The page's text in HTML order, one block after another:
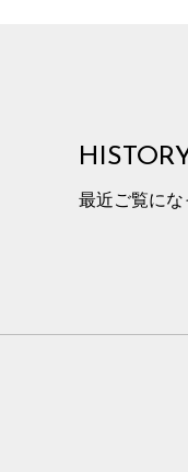
最近ご覧にな